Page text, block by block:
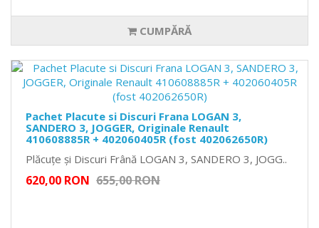
CUMPĂRĂ
Pachet Placute si Discuri Frana LOGAN 3,
SANDERO 3, JOGGER, Originale Renault
410608885R + 402060405R (fost 402062650R)
Plăcuțe și Discuri Frână LOGAN 3, SANDERO 3, JOGG..
620,00 RON 655,00 RON